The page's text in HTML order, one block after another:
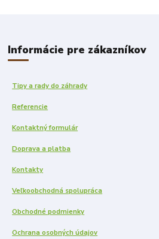
Informácie pre zákazníkov
Tipy a rady do záhrady
Referencie
Kontaktný formulár
Doprava a platba
Kontakty
Veľkoobchodná spolupráca
Obchodné podmienky
Ochrana osobných údajov